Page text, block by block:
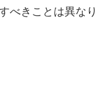
べきことは異なり